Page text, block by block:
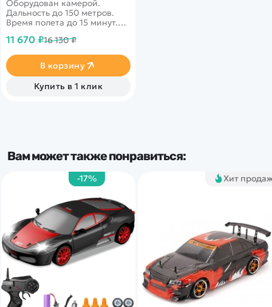
Оборудован камерой.
Дальность до 150 метров.
Время полета до 15 минут.
Стабилизация полета при
встроенного гироскопа.
11 670 ₽16 130 ₽
В корзину
Купить в 1 клик
Вам может также понравиться:
Хит
-17%